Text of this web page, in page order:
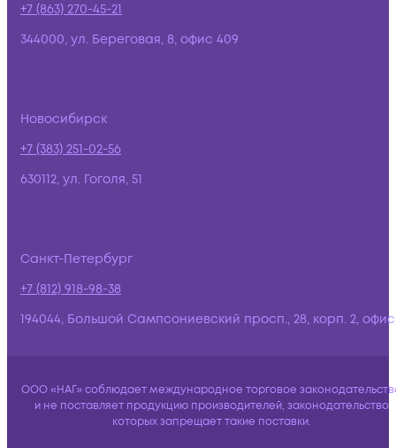
+7 (863) 270-45-21
344000, ул. Береговая, 8, офис 409
Новосибирск
+7 (383) 251-02-56
630112, ул. Гоголя, 51
Санкт-Петербург
+7 (812) 918-98-38
194044, Большой Сампсониевский просп., 28, корп. 2,
ООО «НАГ» соблюдает международное торговое
и не поставляет продукцию производителей, законодательство
которых запрещает такие поставки.